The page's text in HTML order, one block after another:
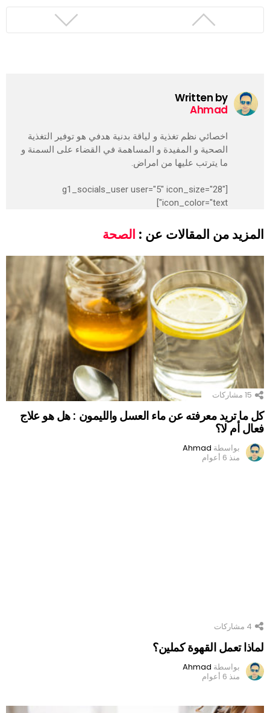
Written by
Ahmad
اخصائي نظم تغذية و لياقة بدنية هدفي هو توفير التغذية
الصحية و المفيدة و المساهمة في القضاء على السمنة و
ما يترتب عليها من امراض.
[g1_socials_user user="5" icon_size="28"
icon_color="text"]
المزيد من المقالات عن : الصحة
15 مشاركات
كل ما تريد معرفته عن ماء العسل والليمون : هل هو علاج
فعال أم لا؟
بواسطة Ahmad
منذ 6 أعوام
4 مشاركات
لماذا تعمل القهوة كملين؟
بواسطة Ahmad
منذ 6 أعوام